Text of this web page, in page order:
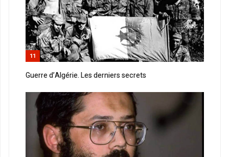
11
Guerre d’Algérie. Les derniers secrets